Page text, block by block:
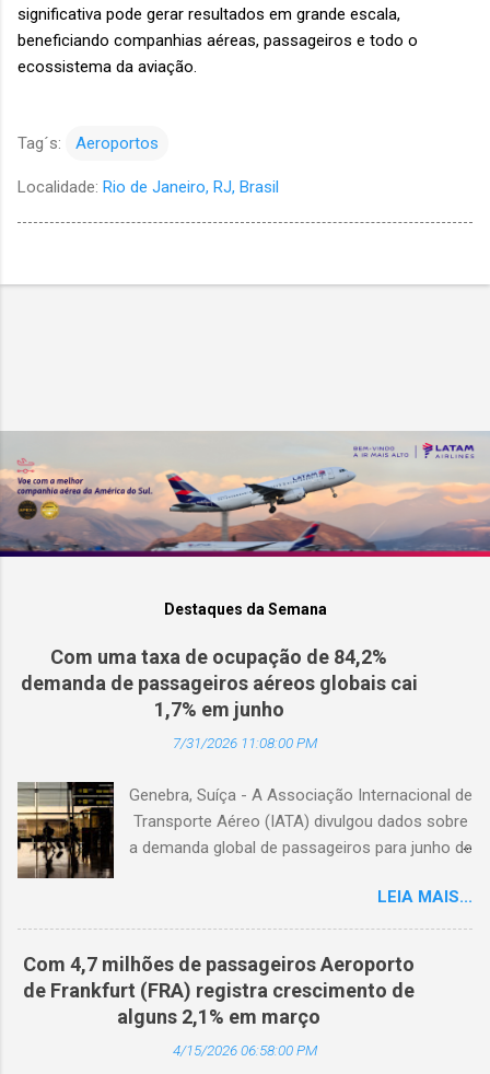
significativa pode gerar resultados em grande escala,
beneficiando companhias aéreas, passageiros e todo o
ecossistema da aviação.
Tag´s: Aeroportos
Localidade: Rio de Janeiro, RJ, Brasil
Destaques da Semana
Com uma taxa de ocupação de 84,2%
demanda de passageiros aéreos globais cai
1,7% em junho
7/31/2026 11:08:00 PM
Genebra, Suíça - A Associação Internacional de
Transporte Aéreo (IATA) divulgou dados sobre
a demanda global de passageiros para junho de
passageiros-quilômetro pagos (RPK), caiu 1,7%
em comparação com junho de 2025. Excluindo
o Oriente Médio, a demanda diminuiu 0,6%. A
capacidade total, medida em assentos-
quilômetro disponíveis (ASK), diminuiu 1,3% em
relação ao ano anterior. A taxa de ocupação foi
de 84,2% (-0,4 ponto percentual em
LEIA MAIS...
Com 4,7 milhões de passageiros Aeroporto
de Frankfurt (FRA) registra crescimento de
alguns 2,1% em março
4/15/2026 06:58:00 PM